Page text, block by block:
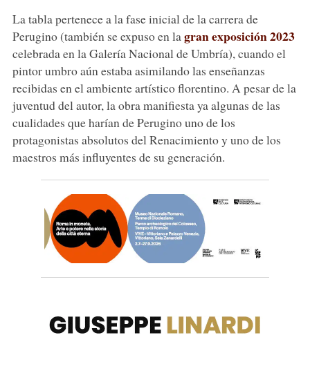
La tabla pertenece a la fase inicial de la carrera de
Perugino (también se expuso en la gran exposición 2023
celebrada en la Galería Nacional de Umbría), cuando el
pintor umbro aún estaba asimilando las enseñanzas
recibidas en el ambiente artístico florentino. A pesar de la
juventud del autor, la obra manifiesta ya algunas de las
cualidades que harían de Perugino uno de los
protagonistas absolutos del Renacimiento y uno de los
maestros más influyentes de su generación.